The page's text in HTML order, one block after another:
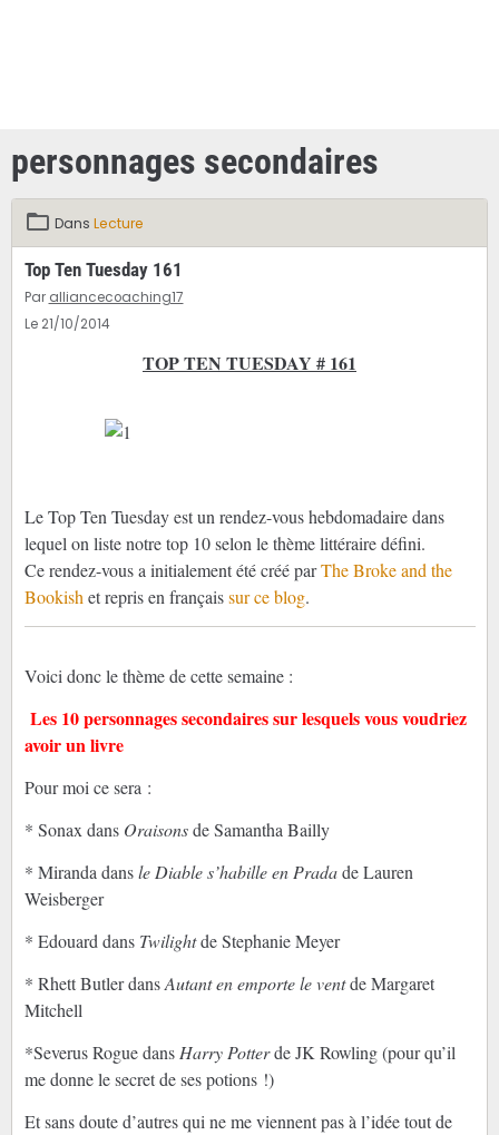
personnages secondaires
Dans Lecture
Top Ten Tuesday 161
Par alliancecoaching17
Le 21/10/2014
TOP TEN TUESDAY # 161
Le Top Ten Tuesday est un rendez-vous hebdomadaire dans
lequel on liste notre top 10 selon le thème littéraire défini.
Ce rendez-vous a initialement été créé parThe Broke and the
Bookishet repris en françaissur ce blog.
Voici donc le thème de cette semaine :
Les 10 personnages secondaires sur lesquels vous voudriez
avoir un livre
Pour moi ce sera :
* Sonax dans Oraisonsde Samantha Bailly
* Miranda dansle Diable s’habille en Pradade Lauren
Weisberger
* Edouard dans Twilightde Stephanie Meyer
* Rhett Butler dansAutant en emporte le ventde Margaret
Mitchell
*Severus Rogue dansHarry Potterde JK Rowling (pour qu’il
me donne le secret de ses potions !)
Et sans doute d’autres qui ne me viennent pas à l’idée tout de